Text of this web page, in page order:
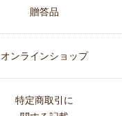
贈答品
オンラインショップ
特定商取引に